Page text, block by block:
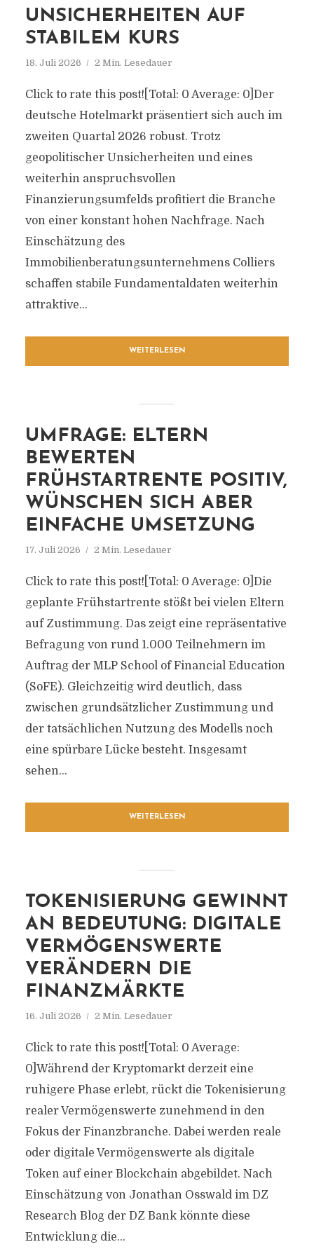
UNSICHERHEITEN AUF
STABILEM KURS
18. Juli 2026 2 Min. Lesedauer
Click to rate this post![Total: 0 Average: 0]Der
deutsche Hotelmarkt präsentiert sich auch im
zweiten Quartal 2026 robust. Trotz
geopolitischer Unsicherheiten und eines
weiterhin anspruchsvollen
Finanzierungsumfelds profitiert die Branche
von einer konstant hohen Nachfrage. Nach
Einschätzung des
Immobilienberatungsunternehmens Colliers
schaffen stabile Fundamentaldaten weiterhin
attraktive...
WEITERLESEN
UMFRAGE: ELTERN
BEWERTEN
FRÜHSTARTRENTE POSITIV,
WÜNSCHEN SICH ABER
EINFACHE UMSETZUNG
17. Juli 2026 2 Min. Lesedauer
Click to rate this post![Total: 0 Average: 0]Die
geplante Frühstartrente stößt bei vielen Eltern
auf Zustimmung. Das zeigt eine repräsentative
Befragung von rund 1.000 Teilnehmern im
Auftrag der MLP School of Financial Education
(SoFE). Gleichzeitig wird deutlich, dass
zwischen grundsätzlicher Zustimmung und
der tatsächlichen Nutzung des Modells noch
eine spürbare Lücke besteht. Insgesamt
sehen...
WEITERLESEN
TOKENISIERUNG GEWINNT
AN BEDEUTUNG: DIGITALE
VERMÖGENSWERTE
VERÄNDERN DIE
FINANZMÄRKTE
16. Juli 2026 2 Min. Lesedauer
Click to rate this post![Total: 0 Average:
0]Während der Kryptomarkt derzeit eine
ruhigere Phase erlebt, rückt die Tokenisierung
realer Vermögenswerte zunehmend in den
Fokus der Finanzbranche. Dabei werden reale
oder digitale Vermögenswerte als digitale
Token auf einer Blockchain abgebildet. Nach
Einschätzung von Jonathan Osswald im DZ
Research Blog der DZ Bank könnte diese
Entwicklung die...